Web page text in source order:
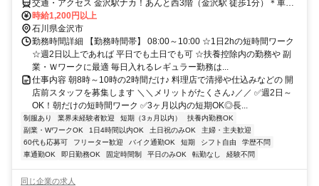
交通・アクセス 金沢駅ナカ！あんと西3階（金沢駅 徒歩1分）＊車通
勤OK
時給1,200円以上
石川県金沢市
勤務時間詳細 【勤務時間帯】 08:00～10:00 ☆1日2hの短時間ワーク
☆週2日以上であれば 平日でも土日でも可 ☆扶養控除内の勤務や 副
業・Ｗワークに最適 毎日入れるレギュラー勤務は...
仕事内容 朝8時～10時の2時間だけ♪ 料理店で清掃や仕込みなどの 開
店前スタッフを募集します ＼＼メリットがたくさん♪／／ ✅週2日～
OK！朝だけの短時間ワーク ✅3ヶ月以内の短期OK◎長...
制服あり 業界未経験者歓迎 短期（3ヵ月以内）
扶養内勤務OK
副業・WワークOK
1日4時間以内OK 土日祝のみOK
主婦・主夫歓迎
60代も応募可
フリーター歓迎 バイク通勤OK 短期 シフト自由
学歴不問
車通勤OK
即日勤務OK 固定時間制 平日のみOK 転勤なし 経験不問
同じ企業の求人